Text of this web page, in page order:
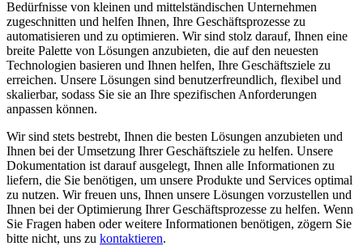
Bedürfnisse von kleinen und mittelständischen Unternehmen
zugeschnitten und helfen Ihnen, Ihre Geschäftsprozesse zu
automatisieren und zu optimieren. Wir sind stolz darauf, Ihnen eine
breite Palette von Lösungen anzubieten, die auf den neuesten
Technologien basieren und Ihnen helfen, Ihre Geschäftsziele zu
erreichen. Unsere Lösungen sind benutzerfreundlich, flexibel und
skalierbar, sodass Sie sie an Ihre spezifischen Anforderungen
anpassen können.
Wir sind stets bestrebt, Ihnen die besten Lösungen anzubieten und
Ihnen bei der Umsetzung Ihrer Geschäftsziele zu helfen. Unsere
Dokumentation ist darauf ausgelegt, Ihnen alle Informationen zu
liefern, die Sie benötigen, um unsere Produkte und Services optimal
zu nutzen. Wir freuen uns, Ihnen unsere Lösungen vorzustellen und
Ihnen bei der Optimierung Ihrer Geschäftsprozesse zu helfen. Wenn
Sie Fragen haben oder weitere Informationen benötigen, zögern Sie
bitte nicht, uns zu kontaktieren.